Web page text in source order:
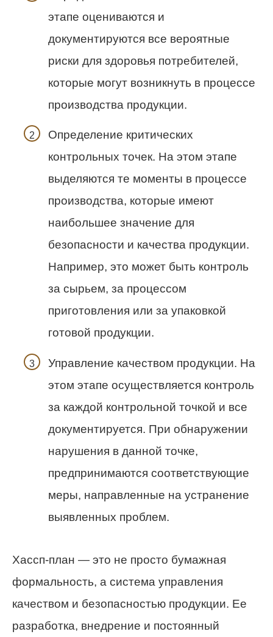
этапе оцениваются и
документируются все вероятные
риски для здоровья потребителей,
которые могут возникнуть в процессе
производства продукции.
Определение критических
контрольных точек. На этом этапе
выделяются те моменты в процессе
производства, которые имеют
наибольшее значение для
безопасности и качества продукции.
Например, это может быть контроль
за сырьем, за процессом
приготовления или за упаковкой
готовой продукции.
Управление качеством продукции. На
этом этапе осуществляется контроль
за каждой контрольной точкой и все
документируется. При обнаружении
нарушения в данной точке,
предпринимаются соответствующие
меры, направленные на устранение
выявленных проблем.
Хассп-план — это не просто бумажная
формальность, а система управления
качеством и безопасностью продукции. Ее
разработка, внедрение и постоянный